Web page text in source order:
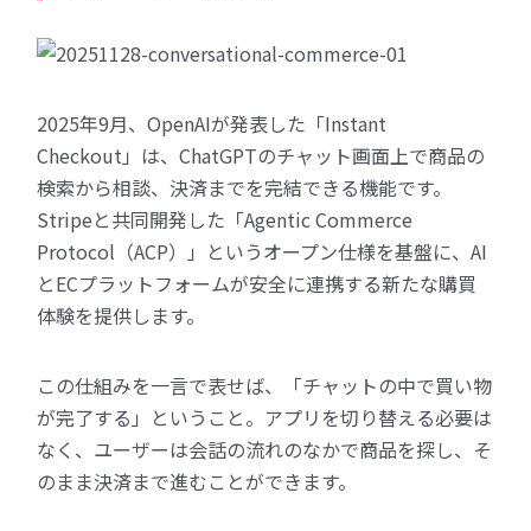
2025年9月、OpenAIが発表した「Instant
Checkout」は、ChatGPTのチャット画面上で商品の
検索から相談、決済までを完結できる機能です。
Stripeと共同開発した「Agentic Commerce
Protocol（ACP）」というオープン仕様を基盤に、AI
とECプラットフォームが安全に連携する新たな購買
体験を提供します。
この仕組みを一言で表せば、「チャットの中で買い物
が完了する」ということ。アプリを切り替える必要は
なく、ユーザーは会話の流れのなかで商品を探し、そ
のまま決済まで進むことができます。